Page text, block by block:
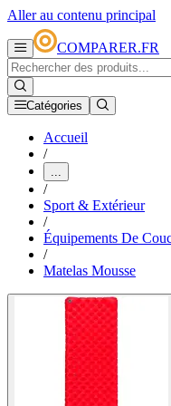
Aller au contenu principal
COMPARER.FR
Catégories
Accueil
/
...
/
Sport & Extérieur
/
Équipements De
/
Matelas Mousse